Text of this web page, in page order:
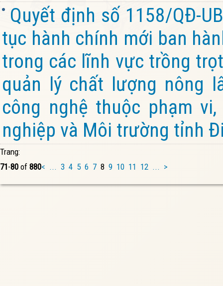
Quyết định số 1158/QĐ-
tục hành chính mới ban
trong các lĩnh vực trồng
quản lý chất lượng nông
công nghệ thuộc phạm
nghiệp và Môi trường tỉnh
Trang:
71-80 of 880< ... 3 4 5 6 7 8 9 10 11 12 ... >